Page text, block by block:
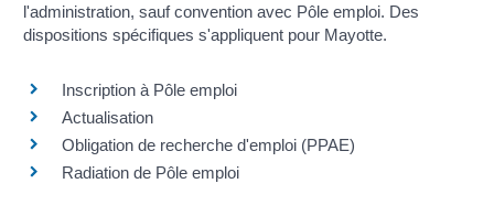
l'administration, sauf convention avec Pôle emploi. Des
dispositions spécifiques s'appliquent pour Mayotte.
Inscription à Pôle emploi
Actualisation
Obligation de recherche d'emploi (PPAE)
Radiation de Pôle emploi